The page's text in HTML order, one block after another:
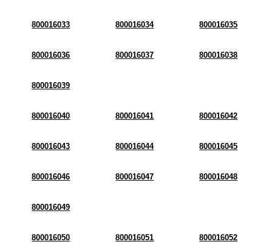
800016033 800016034 800016035
800016036 800016037 800016038
800016039
800016040 800016041 800016042
800016043 800016044 800016045
800016046 800016047 800016048
800016049
800016050 800016051 800016052